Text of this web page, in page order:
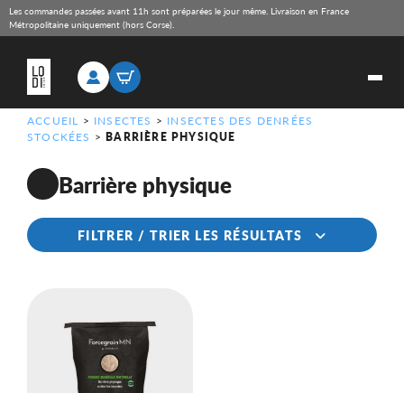
Les commandes passées avant 11h sont préparées le jour même. Livraison en France
Métropolitaine uniquement (hors Corse).
ACCUEIL > INSECTES > INSECTES DES DENRÉES
STOCKÉES >BARRIÈRE PHYSIQUE
Barrière physique
FILTRER / TRIER LES RÉSULTATS